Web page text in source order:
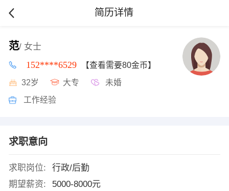
简历详情
范/ 女士
152****6529 【查看需要80金币】
32岁 大专 未婚
工作经验
求职意向
求职岗位:
行政/后勤
期望薪资:
5000-8000元